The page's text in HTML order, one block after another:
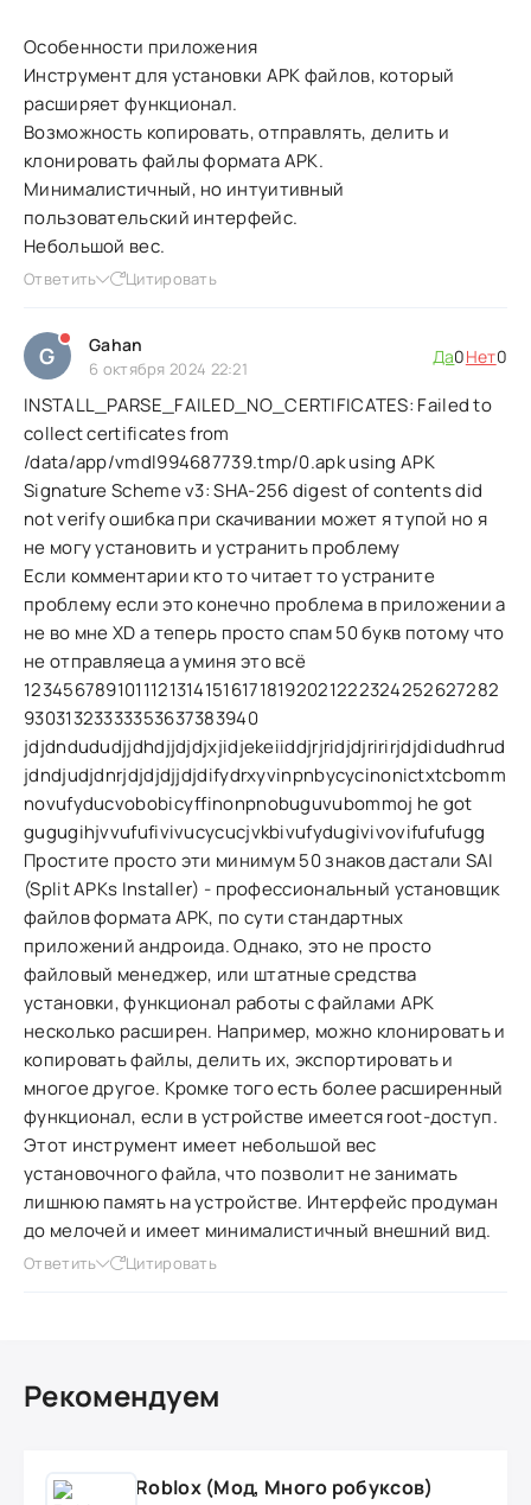
Особенности приложения
Инструмент для установки APK файлов, который
расширяет функционал.
Возможность копировать, отправлять, делить и
клонировать файлы формата APK.
Минималистичный, но интуитивный
пользовательский интерфейс.
Небольшой вес.
Ответить Цитировать
G Gahan
6 октября 2024 22:21
Да0Нет0
INSTALL_PARSE_FAILED_NO_CERTIFICATES: Failed to
collect certificates from
/data/app/vmdl994687739.tmp/0.apk using APK
Signature Scheme v3: SHA-256 digest of contents did
not verify ошибка при скачивании может я тупой но я
не могу установить и устранить проблему
Если комментарии кто то читает то устраните
проблему если это конечно проблема в приложении а
не во мне XD а теперь просто спам 50 букв потому что
не отправляеца а уминя это всё
123456789101112131415161718192021222324252627282
93031323333353637383940
jdjdndududjjdhdjjdjdjxjidjekeiiddjrjridjdjririrjdjdidudhrud
jdndjudjdnrjdjdjdjjdjdifydrxyvinpnbycycinonictxtcbomm
novufyducvobobicyffinonpnobuguvubommoj he got
gugugihjvvufufivivucycucjvkbivufydugivivovifufufugg
Простите просто эти минимум 50 знаков дастали SAI
(Split APKs Installer) - профессиональный установщик
файлов формата APK, по сути стандартных
приложений андроида. Однако, это не просто
файловый менеджер, или штатные средства
установки, функционал работы с файлами APK
несколько расширен. Например, можно клонировать и
копировать файлы, делить их, экспортировать и
многое другое. Кромке того есть более расширенный
функционал, если в устройстве имеется root-доступ.
Этот инструмент имеет небольшой вес
установочного файла, что позволит не занимать
лишнюю память на устройстве. Интерфейс продуман
до мелочей и имеет минималистичный внешний вид.
Ответить Цитировать
Рекомендуем
Roblox (Мод, Много робуксов)